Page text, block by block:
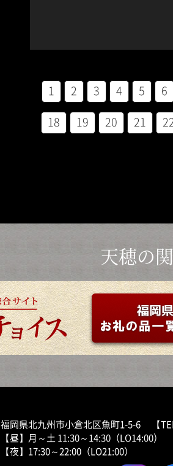
1 2 3 4 5 6
18
19 20 21
天穂の
福岡県北九州市小倉北区魚町1-5-6 【
【昼】月～土 11:30～14:30（LO14:00）
【夜】17:30～22:00（LO21:00）